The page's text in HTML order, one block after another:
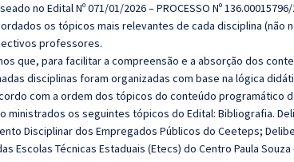
no Edital Nº 071/01/2026 – PROCESSO Nº
os tópicos mais relevantes de cada disciplina
professores.
que, para facilitar a compreensão e a absorção dos
disciplinas foram organizadas com base na lógica
com a ordem dos tópicos do conteúdo programático
ministrados os seguintes tópicos do Edital: Bibliografia.
Disciplinar dos Empregados Públicos do Ceeteps;
Escolas Técnicas Estaduais (Etecs) do Centro Paula